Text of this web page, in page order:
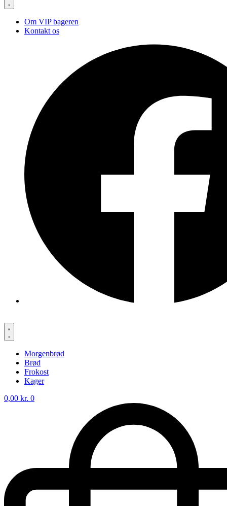
Om VIP bageren
Kontakt os
Morgenbrød
Brød
Frokost
Kager
0,00 kr. 0